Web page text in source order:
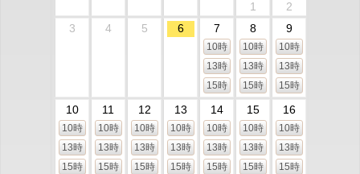
1
2
3
4 5 6 7
10時
13時
15時
8
10時
13時
15時
9
10時
13時
15時
10
10時
13時
15時
11
10時
13時
15時
12
10時
13時
15時
13
10時
13時
15時
14
10時
13時
15時
15
10時
13時
15時
16
10時
13時
15時